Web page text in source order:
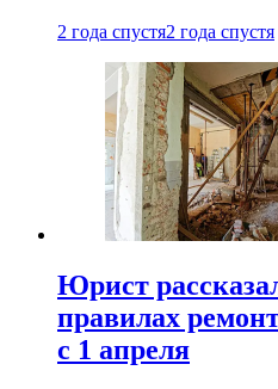
2 года спустя2 года спустя
Юрист
правилах
с 1 апреля